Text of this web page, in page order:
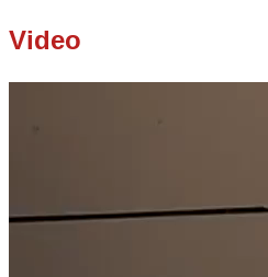
Video